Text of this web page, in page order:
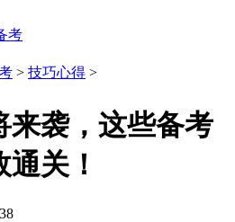
考
> 技巧心得 >
来袭，这些备考
关！